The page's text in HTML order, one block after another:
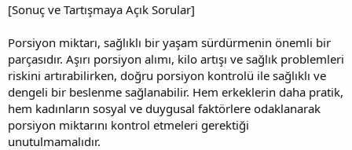
[Sonuç ve Tartışmaya Açık Sorular]
Porsiyon miktarı, sağlıklı bir yaşam sürdürmenin önemli bir
parçasıdır. Aşırı porsiyon alımı, kilo artışı ve sağlık problemleri
riskini artırabilirken, doğru porsiyon kontrolü ile sağlıklı ve
dengeli bir beslenme sağlanabilir. Hem erkeklerin daha pratik,
hem kadınların sosyal ve duygusal faktörlere odaklanarak
porsiyon miktarını kontrol etmeleri gerektiği
unutulmamalıdır.